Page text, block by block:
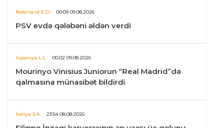
Niderland E.D. 00:09 09.08.2026
PSV evdə qələbəni əldən verdi
İspaniya L.L. 00:02 09.08.2026
Mourinyo Vinisius Juniorun “Real Madrid”də
qalmasına münasibət bildirdi
İtaliya S.A. 23:54 08.08.2026